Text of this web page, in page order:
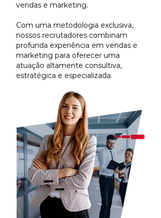
vendas e marketing.
Com uma metodologia exclusiva,
nossos recrutadores combinam
profunda experiência em vendas e
marketing para oferecer uma
atuação altamente consultiva,
estratégica e especializada.